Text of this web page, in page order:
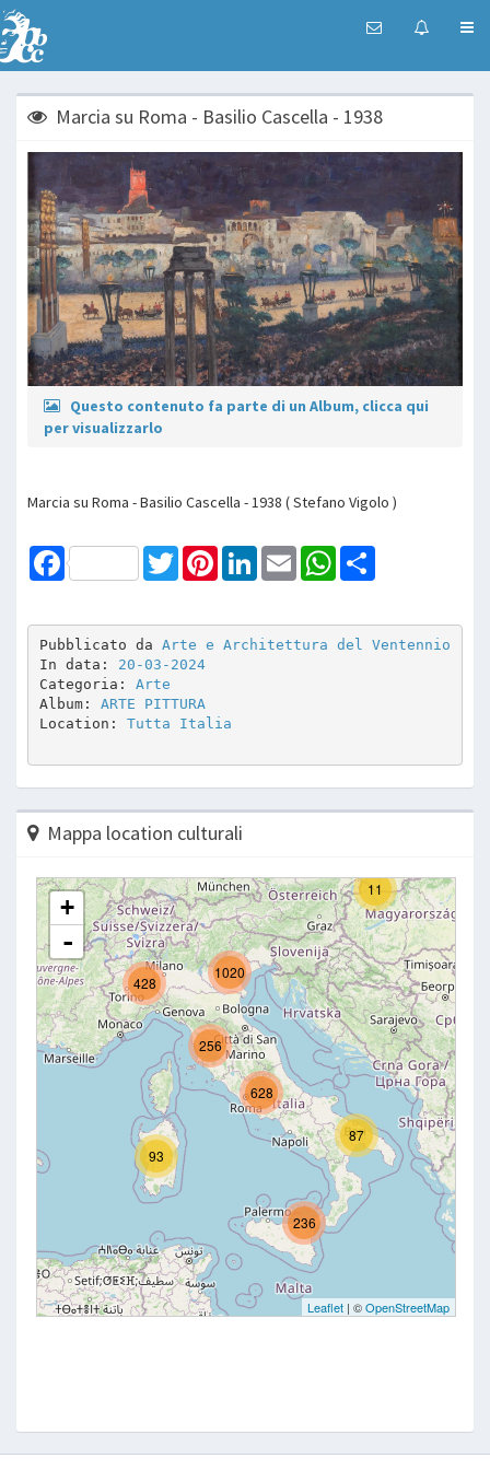
Marcia su Roma - Basilio Cascella - 1938
Questo contenuto fa parte di un Album, clicca qui
per visualizzarlo
Marcia su Roma - Basilio Cascella - 1938 ( Stefano Vigolo )
Facebook TwitterPinterestLinkedInEmail WhatsApp
Pubblicato da Arte e Architettura del Ventennio
In data: 20-03-2024
Categoria: Arte
Album: ARTE PITTURA
Location: Tutta Italia
Mappa location culturali